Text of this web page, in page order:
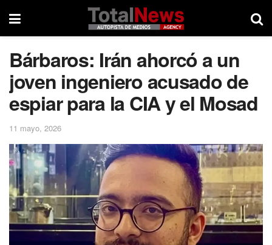
Bárbaros: Irán ahorcó a un
joven ingeniero acusado de
espiar para la CIA y el Mosad
11 mayo, 2026